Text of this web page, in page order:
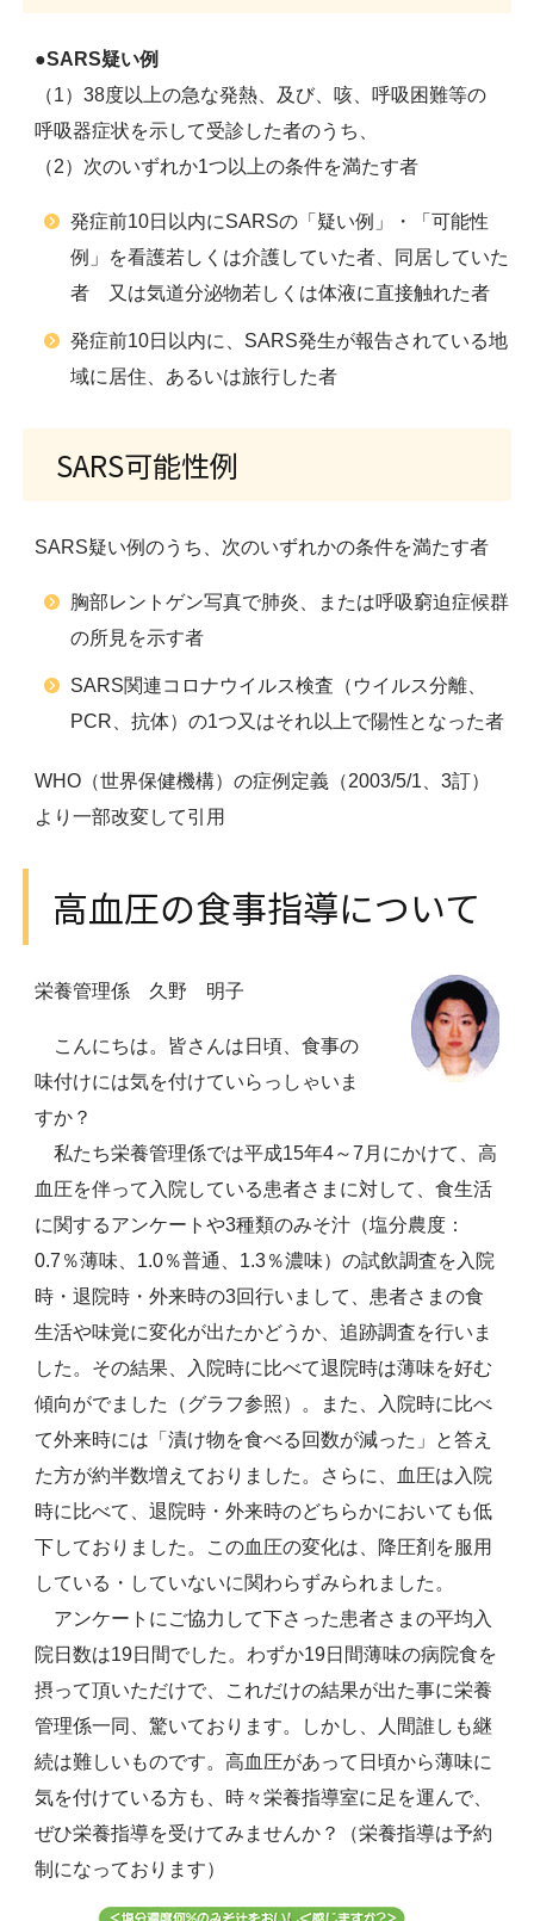
●SARS疑い例
（1）38度以上の急な発熱、及び、咳、呼吸困難等の
呼吸器症状を示して受診した者のうち、
（2）次のいずれか1つ以上の条件を満たす者
発症前10日以内にSARSの「疑い例」・「可能性
例」を看護若しくは介護していた者、同居していた
者 又は気道分泌物若しくは体液に直接触れた者
発症前10日以内に、SARS発生が報告されている地
域に居住、あるいは旅行した者
SARS可能性例
SARS疑い例のうち、次のいずれかの条件を満たす者
胸部レントゲン写真で肺炎、または呼吸窮迫症候群
の所見を示す者
SARS関連コロナウイルス検査（ウイルス分離、
PCR、抗体）の1つ又はそれ以上で陽性となった者
WHO（世界保健機構）の症例定義（2003/5/1、3訂）
より一部改変して引用
高血圧の食事指導について
栄養管理係 久野 明子
こんにちは。皆さんは日頃、食事の
味付けには気を付けていらっしゃいま
すか？
私たち栄養管理係では平成15年4～7月にかけて、高
血圧を伴って入院している患者さまに対して、食生活
に関するアンケートや3種類のみそ汁（塩分農度：
0.7％薄味、1.0％普通、1.3％濃味）の試飲調査を入院
時・退院時・外来時の3回行いまして、患者さまの食
生活や味覚に変化が出たかどうか、追跡調査を行いま
した。その結果、入院時に比べて退院時は薄味を好む
傾向がでました（グラフ参照）。また、入院時に比べ
て外来時には「漬け物を食べる回数が減った」と答え
た方が約半数増えておりました。さらに、血圧は入院
時に比べて、退院時・外来時のどちらかにおいても低
下しておりました。この血圧の変化は、降圧剤を服用
している・していないに関わらずみられました。
アンケートにご協力して下さった患者さまの平均入
院日数は19日間でした。わずか19日間薄味の病院食を
摂って頂いただけで、これだけの結果が出た事に栄養
管理係一同、驚いております。しかし、人間誰しも継
続は難しいものです。高血圧があって日頃から薄味に
気を付けている方も、時々栄養指導室に足を運んで、
ぜひ栄養指導を受けてみませんか？（栄養指導は予約
制になっております）